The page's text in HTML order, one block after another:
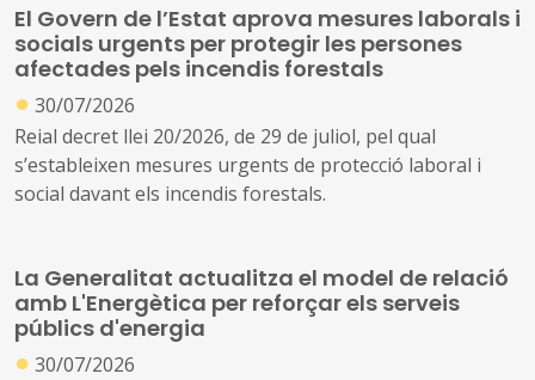
local en les accions que s’han de desenvolupar per
revertir la situació actual de l’estat de Rodalies a curt,
mitjà i llarg termini
El Govern de l’Estat aprova mesures laborals i
socials urgents per protegir les persones
afectades pels incendis forestals
● 30/07/2026
Reial decret llei 20/2026, de 29 de juliol, pel qual
s’estableixen mesures urgents de protecció laboral i
social davant els incendis forestals.
La Generalitat actualitza el model de relació
amb L'Energètica per reforçar els serveis
públics d'energia
● 30/07/2026